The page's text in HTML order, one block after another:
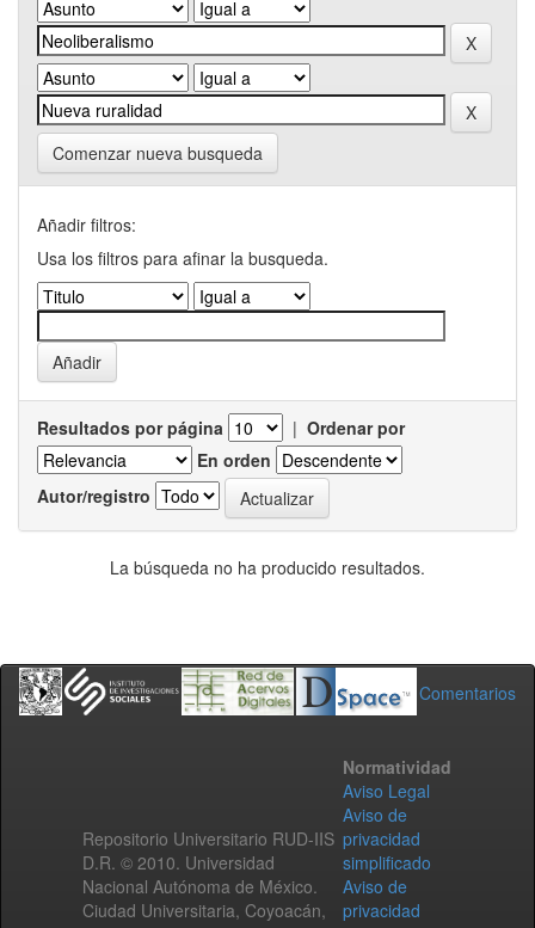
Comenzar nueva busqueda
Añadir filtros:
Usa los filtros para afinar la busqueda.
Resultados por página | Ordenar por
En orden
Autor/registro
La búsqueda no ha producido resultados.
Comentarios
Repositorio Universitario RUD-IIS
D.R. © 2010. Universidad
Nacional Autónoma de México.
Ciudad Universitaria, Coyoacán,
Normatividad
Aviso Legal
Aviso de
privacidad
simplificado
Aviso de
privacidad